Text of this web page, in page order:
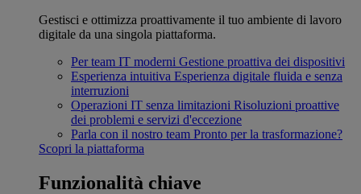
Gestisci e ottimizza proattivamente il tuo ambiente di lavoro
digitale da una singola piattaforma.
Per team IT moderni Gestione proattiva dei dispositivi
Esperienza intuitiva Esperienza digitale fluida e senza
interruzioni
Operazioni IT senza limitazioni Risoluzioni proattive
dei problemi e servizi d'eccezione
Parla con il nostro team Pronto per la trasformazione?
Scopri la piattaforma
Funzionalità chiave